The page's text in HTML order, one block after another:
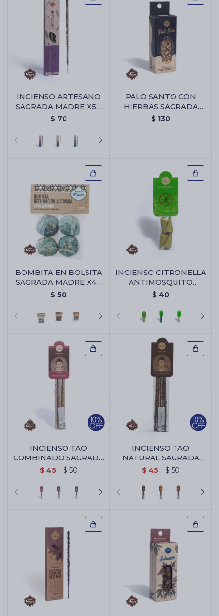
INCIENSO ARTESANO
SAGRADA MADRE X5 -
Palo Santo/lavanda
$ 70
PALO SANTO CON
HIERBAS SAGRADA
MADRE X1 - Palo Santo
$ 130
BOMBITA EN BOLSITA
SAGRADA MADRE X4 -
Abre Camino
$ 50
INCIENSO CITRONELLA
ANTIMOSQUITO
SAGRADA MADRE -
$ 40
INCIENSO TAO
COMBINADO SAGRADA
MADRE - Rosa/jazmin
$ 45 $ 50
INCIENSO TAO
NATURAL SAGRADA
MADRE X5 - Palo
$ 45 $ 50